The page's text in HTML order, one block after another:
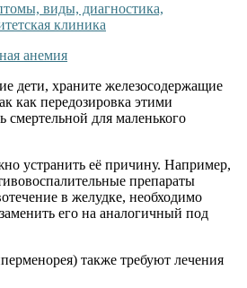
дети, храните железосодержащие
как передозировка этими
смертельной для маленького
устранить её причину. Например,
препараты
в желудке, необходимо
его на аналогичный под
также требуют лечения